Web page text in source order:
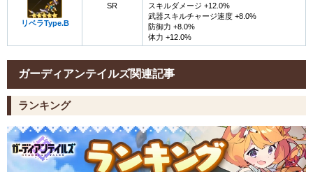
リベラType.B
SR
スキルダメージ +12.0%
武器スキルチャージ速度 +8.0%
防御力 +8.0%
体力 +12.0%
ガーディアンテイルズ関連記事
ランキング